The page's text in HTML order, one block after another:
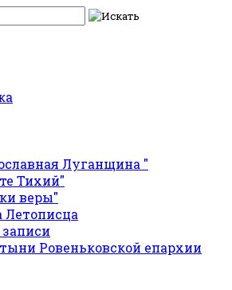
Луганщина "
Тихий"
веры"
Ровеньковской епархии